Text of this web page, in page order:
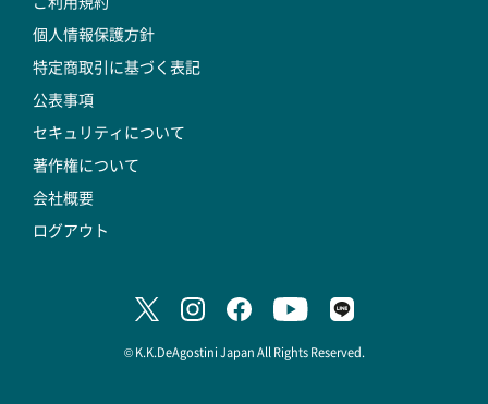
個人情報保護方針
特定商取引に基づく表記
公表事項
セキュリティについて
著作権について
会社概要
ログアウト
© K.K.DeAgostini Japan All Rights Reserved.